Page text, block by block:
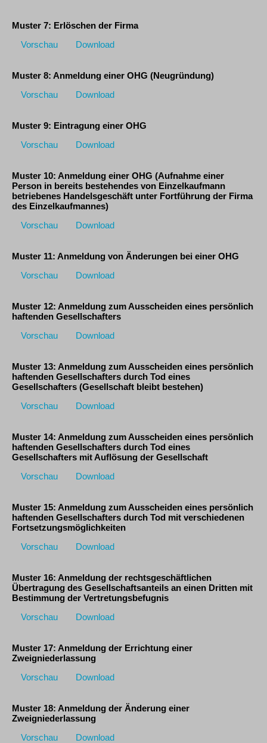
Muster 7: Erlöschen der Firma
Vorschau
Download
Muster 8: Anmeldung einer OHG (Neugründung)
Vorschau
Download
Muster 9: Eintragung einer OHG
Vorschau
Download
Muster 10: Anmeldung einer OHG (Aufnahme einer
Person in bereits bestehendes von Einzelkaufmann
betriebenes Handelsgeschäft unter Fortführung der Firma
des Einzelkaufmannes)
Vorschau
Download
Muster 11: Anmeldung von Änderungen bei einer OHG
Vorschau
Download
Muster 12: Anmeldung zum Ausscheiden eines persönlich
haftenden Gesellschafters
Vorschau
Download
Muster 13: Anmeldung zum Ausscheiden eines persönlich
haftenden Gesellschafters durch Tod eines
Gesellschafters (Gesellschaft bleibt bestehen)
Vorschau
Download
Muster 14: Anmeldung zum Ausscheiden eines persönlich
haftenden Gesellschafters durch Tod eines
Gesellschafters mit Auflösung der Gesellschaft
Vorschau
Download
Muster 15: Anmeldung zum Ausscheiden eines persönlich
haftenden Gesellschafters durch Tod mit verschiedenen
Fortsetzungsmöglichkeiten
Vorschau
Download
Muster 16: Anmeldung der rechtsgeschäftlichen
Übertragung des Gesellschaftsanteils an einen Dritten mit
Bestimmung der Vertretungsbefugnis
Vorschau
Download
Muster 17: Anmeldung der Errichtung einer
Zweigniederlassung
Vorschau
Download
Muster 18: Anmeldung der Änderung einer
Zweigniederlassung
Vorschau
Download